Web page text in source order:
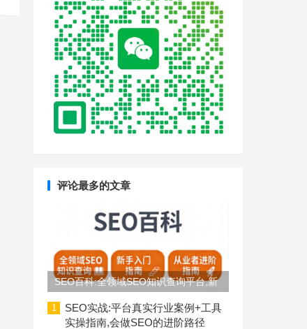
评论最多的文章
SEO百科:全领域SEO知识查询平台,新
手入门到从业者进阶指南
1
SEO实战:平台真实行业案例+工具
实操指南,会做SEO的进阶路径